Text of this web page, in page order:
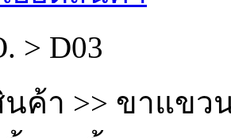
> D03
นค้า >> ขาแข